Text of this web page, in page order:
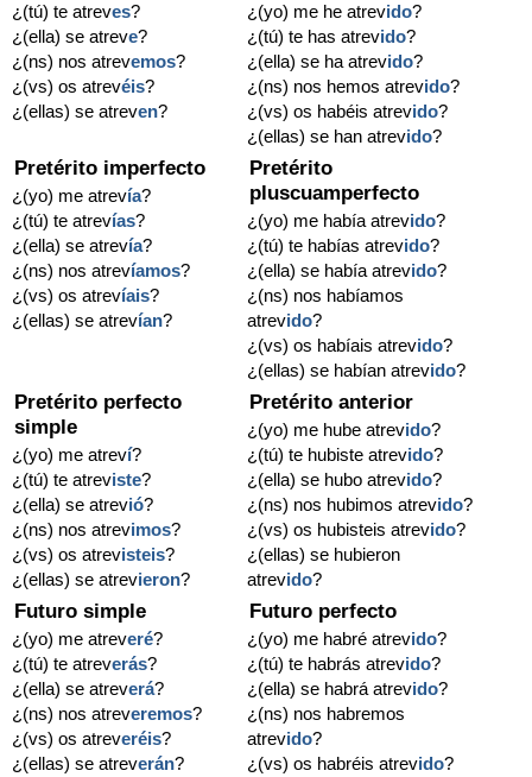
¿(tú) te atreves?
¿(ella) se atreve?
¿(ns) nos atrevemos?
¿(vs) os atrevéis?
¿(ellas) se atreven?
¿(yo) me he atrevido?
¿(tú) te has atrevido?
¿(ella) se ha atrevido?
¿(ns) nos hemos atrevido?
¿(vs) os habéis atrevido?
¿(ellas) se han atrevido?
Pretérito imperfecto
¿(yo) me atrevía?
¿(tú) te atrevías?
¿(ella) se atrevía?
¿(ns) nos atrevíamos?
¿(vs) os atrevíais?
¿(ellas) se atrevían?
Pretérito
pluscuamperfecto
¿(yo) me había atrevido?
¿(tú) te habías atrevido?
¿(ella) se había atrevido?
¿(ns) nos habíamos
atrevido?
¿(vs) os habíais atrevido?
¿(ellas) se habían atrevido?
Pretérito perfecto
simple
¿(yo) me atreví?
¿(tú) te atreviste?
¿(ella) se atrevió?
¿(ns) nos atrevimos?
¿(vs) os atrevisteis?
¿(ellas) se atrevieron?
Pretérito anterior
¿(yo) me hube atrevido?
¿(tú) te hubiste atrevido?
¿(ella) se hubo atrevido?
¿(ns) nos hubimos atrevido?
¿(vs) os hubisteis atrevido?
¿(ellas) se hubieron
atrevido?
Futuro simple
¿(yo) me atreveré?
¿(tú) te atreverás?
¿(ella) se atreverá?
¿(ns) nos atreveremos?
¿(vs) os atreveréis?
¿(ellas) se atreverán?
Futuro perfecto
¿(yo) me habré atrevido?
¿(tú) te habrás atrevido?
¿(ella) se habrá atrevido?
¿(ns) nos habremos
atrevido?
¿(vs) os habréis atrevido?